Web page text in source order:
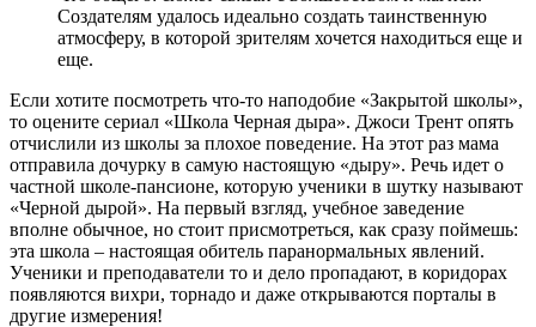
Создателям удалось идеально создать таинственную
атмосферу, в которой зрителям хочется находиться еще и
еще.
Если хотите посмотреть что-то наподобие «Закрытой школы»,
то оцените сериал «Школа Черная дыра». Джоси Трент опять
отчислили из школы за плохое поведение. На этот раз мама
отправила дочурку в самую настоящую «дыру». Речь идет о
частной школе-пансионе, которую ученики в шутку называют
«Черной дырой». На первый взгляд, учебное заведение
вполне обычное, но стоит присмотреться, как сразу поймешь:
эта школа – настоящая обитель паранормальных явлений.
Ученики и преподаватели то и дело пропадают, в коридорах
появляются вихри, торнадо и даже открываются порталы в
другие измерения!